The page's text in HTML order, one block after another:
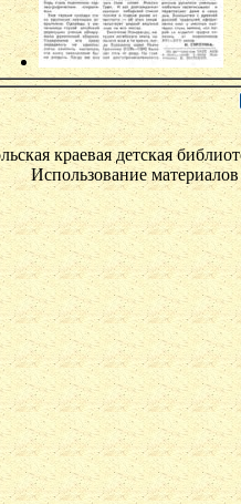
краевая детская
Использование